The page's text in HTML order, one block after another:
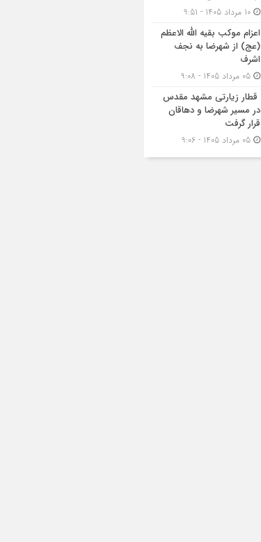
اعزام موکب بقیه الله الاعظم
(عج) از شهرضا به نجف
اشرف
قطار زیارتی مشهد مقدس
در مسیر شهرضا و دهاقان
قرار گرفت